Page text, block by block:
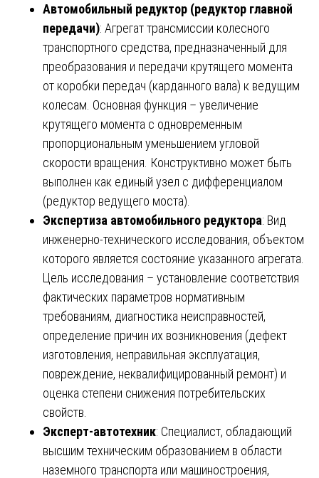
Автомобильный редуктор (редуктор главной
передачи): Агрегат трансмиссии колесного
транспортного средства, предназначенный для
преобразования и передачи крутящего момента
от коробки передач (карданного вала) к ведущим
колесам. Основная функция – увеличение
крутящего момента с одновременным
пропорциональным уменьшением угловой
скорости вращения. Конструктивно может быть
выполнен как единый узел с дифференциалом
(редуктор ведущего моста).
Экспертиза автомобильного редуктора: Вид
инженерно-технического исследования, объектом
которого является состояние указанного агрегата.
Цель исследования – установление соответствия
фактических параметров нормативным
требованиям, диагностика неисправностей,
определение причин их возникновения (дефект
изготовления, неправильная эксплуатация,
повреждение, неквалифицированный ремонт) и
оценка степени снижения потребительских
свойств.
Эксперт-автотехник: Специалист, обладающий
высшим техническим образованием в области
наземного транспорта или машиностроения,